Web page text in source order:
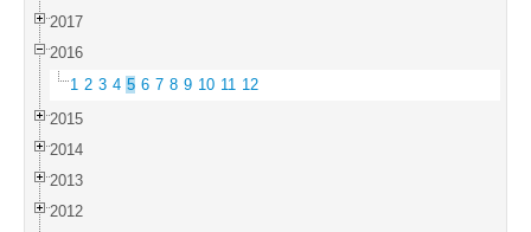
2017
2016
1 2 3 4 5 6 7 8 9 10 11 12
2015
2014
2013
2012